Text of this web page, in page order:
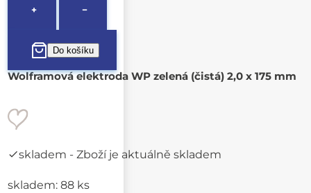
+ −
Wolframová elektroda WP zelená (čistá) 2,0 x 175 mm
skladem - Zboží je aktuálně skladem
skladem: 88 ks